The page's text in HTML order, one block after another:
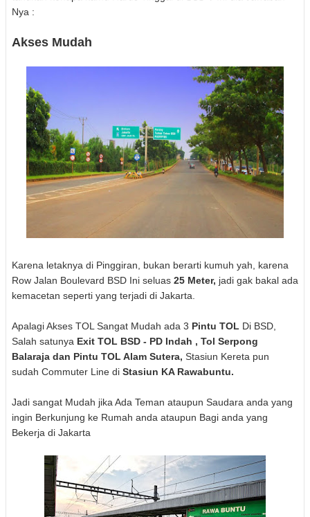
Nya :
Akses Mudah
Karena letaknya di Pinggiran, bukan berarti kumuh yah, karena
Row Jalan Boulevard BSD Ini seluas 25 Meter, jadi gak bakal ada
kemacetan seperti yang terjadi di Jakarta.
Apalagi Akses TOL Sangat Mudah ada 3 Pintu TOL Di BSD,
Salah satunya Exit TOL BSD - PD Indah , Tol Serpong
Balaraja dan Pintu TOL Alam Sutera, Stasiun Kereta pun
sudah Commuter Line di Stasiun KA Rawabuntu.
Jadi sangat Mudah jika Ada Teman ataupun Saudara anda yang
ingin Berkunjung ke Rumah anda ataupun Bagi anda yang
Bekerja di Jakarta